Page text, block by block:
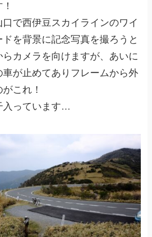
で西伊豆スカイラインのワイ
を背景に記念写真を撮ろうと
カメラを向けますが、あいに
車が止めてありフレームから外
これ！
入っています…